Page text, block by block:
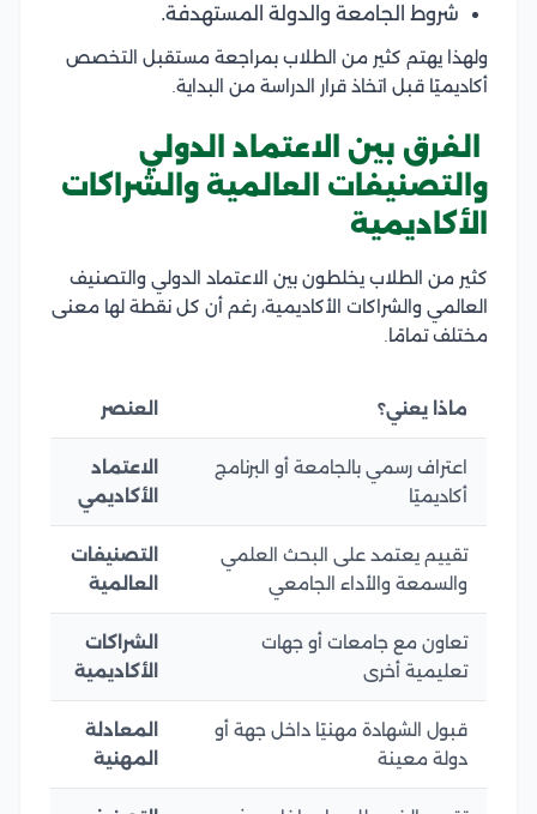
شروط الجامعة والدولة المستهدفة.
ولهذا يهتم كثير من الطلاب بمراجعة مستقبل التخصص
أكاديميًا قبل اتخاذ قرار الدراسة من البداية.
الفرق بين الاعتماد الدولي
والتصنيفات العالمية والشراكات
الأكاديمية
كثير من الطلاب يخلطون بين الاعتماد الدولي والتصنيف
العالمي والشراكات الأكاديمية، رغم أن كل نقطة لها معنى
مختلف تمامًا.
ماذا يعني؟ العنصر
اعتراف رسمي بالجامعة أو البرنامج
أكاديميًا
الاعتماد
الأكاديمي
تقييم يعتمد على البحث العلمي
والسمعة والأداء الجامعي
التصنيفات
العالمية
تعاون مع جامعات أو جهات
تعليمية أخرى
الشراكات
الأكاديمية
قبول الشهادة مهنيًا داخل جهة أو
دولة معينة
المعادلة
المهنية